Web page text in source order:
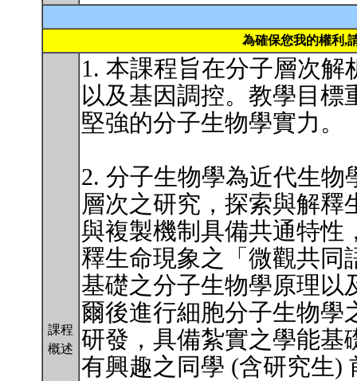
為確保您我的權利,
課程
概述
1. 本課程旨在分子層次
以及基因調控。教學目標
堅強的分子生物學實力。
2. 分子生物學為近代生
層次之研究，探索與解釋
與複製機制具備共通特性
釋生命現象之「微觀共同
基礎之分子生物學原理以
爾後進行細胞分子生物學
研發，具備紮實之學能基
有興趣之同學 (含研究生)